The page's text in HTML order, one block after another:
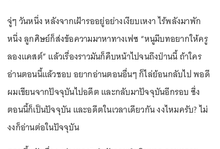
จู่ๆ วันหนึ่ง หลังจากเฝ้ารออยู่อย่างเงียบเหงา ไร้พลังมาพัก
หนึ่ง ลูกศิษย์ก็ส่งข้อความมาหาทางเฟซ “หนูมีบทอยากให้ครู
ลองแคสต์” แล้วเรื่องราวมันก็คืบหน้าไปจนถึงป่านนี้ ถ้าใคร
อ่านตอนนี้แล้วชอบ อยากอ่านตอนอื่นๆ ก็ไล่ย้อนกลับไป พอดี
ผมเขียนจากปัจจุบันไปอดีต และกลับมาปัจจุบันอีกรอบ ซึ่ง
ตอนนี้ก็เป็นปัจจุบัน และอดีตในเวลาเดียวกัน งงไหมครับ? ไม่
งงก็อ่านต่อในปัจจุบัน